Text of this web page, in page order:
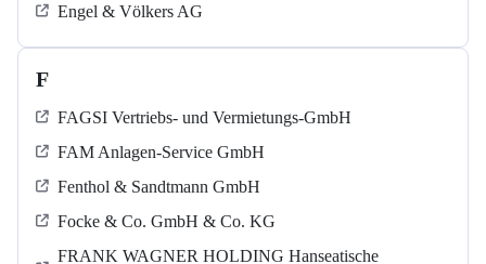
Engel & Völkers AG
F
FAGSI Vertriebs- und Vermietungs-GmbH
FAM Anlagen-Service GmbH
Fenthol & Sandtmann GmbH
Focke & Co. GmbH & Co. KG
FRANK WAGNER HOLDING Hanseatische